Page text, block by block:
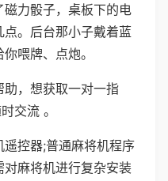
力骰子，桌板下的电
。后台那小子戴着蓝
喂牌、点炮。
，想获取一对一指
交流 。
控器;普通麻将机程序
麻将机进行复杂安装